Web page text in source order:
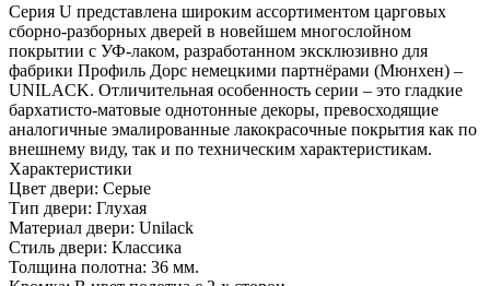
Серия U представлена широким ассортиментом царговых
сборно-разборных дверей в новейшем многослойном
покрытии с УФ-лаком, разработанном эксклюзивно для
фабрики Профиль Дорс немецкими партнёрами (Мюнхен) –
UNILACK. Отличительная особенность серии – это гладкие
бархатисто-матовые однотонные декоры, превосходящие
аналогичные эмалированные лакокрасочные покрытия как по
внешнему виду, так и по техническим характеристикам.
Характеристики
Цвет двери: Серые
Тип двери: Глухая
Материал двери: Unilack
Стиль двери: Классика
Толщина полотна: 36 мм.